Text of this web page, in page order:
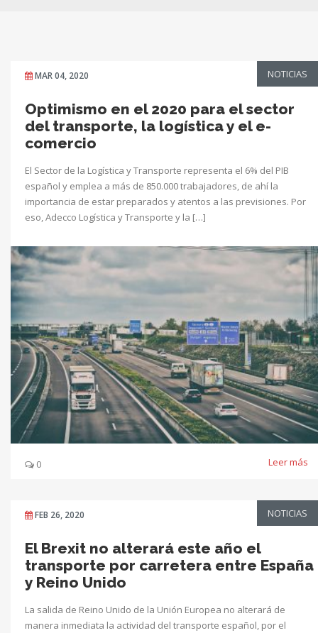
MAR 04, 2020 NOTICIAS
Optimismo en el 2020 para el sector
del transporte, la logística y el e-
comercio
El Sector de la Logística y Transporte representa el 6% del PIB
español y emplea a más de 850.000 trabajadores, de ahí la
importancia de estar preparados y atentos a las previsiones. Por
eso, Adecco Logística y Transporte y la […]
0 Leer más
FEB 26, 2020 NOTICIAS
El Brexit no alterará este año el
transporte por carretera entre España
y Reino Unido
La salida de Reino Unido de la Unión Europea no alterará de
manera inmediata la actividad del transporte español, por el